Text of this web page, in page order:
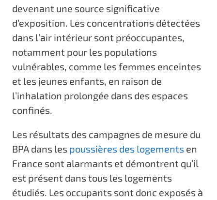
devenant une source significative
d’exposition. Les concentrations détectées
dans l’air intérieur sont préoccupantes,
notamment pour les populations
vulnérables, comme les femmes enceintes
et les jeunes enfants, en raison de
l’inhalation prolongée dans des espaces
confinés.
Les résultats des campagnes de mesure du
BPA dans les poussières des logements en
France sont alarmants et démontrent qu’il
est présent dans tous les logements
étudiés. Les occupants sont donc exposés à